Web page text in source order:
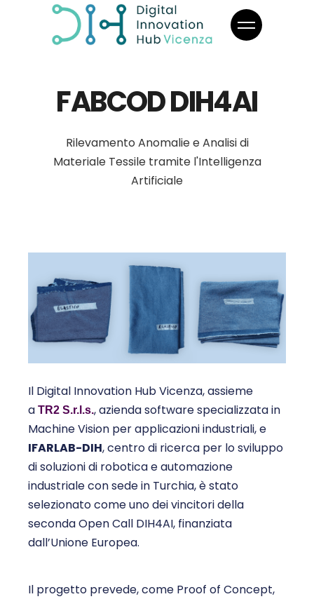
FABCOD DIH4AI
Rilevamento Anomalie e Analisi di
Materiale Tessile tramite l'Intelligenza
Artificiale
Il Digital Innovation Hub Vicenza, assieme
a TR2 S.r.l.s., azienda software specializzata in
Machine Vision per applicazioni industriali, e
IFARLAB-DIH, centro di ricerca per lo sviluppo
di soluzioni di robotica e automazione
industriale con sede in Turchia, è stato
selezionato come uno dei vincitori della
seconda Open Call DIH4AI, finanziata
dall’Unione Europea.
Il progetto prevede, come Proof of Concept,